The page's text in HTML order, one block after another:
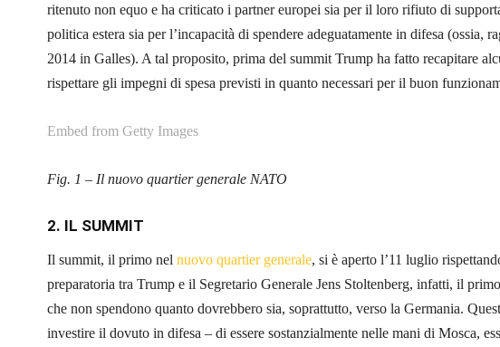
ritenuto non equo e ha criticato i partner europei sia per il loro rifiuto di
politica estera sia per l’incapacità di spendere adeguatamente in difesa (ossia,
2014 in Galles). A tal proposito, prima del summit Trump ha fatto recapitare
rispettare gli impegni di spesa previsti in quanto necessari per il buon
Embed from Getty Images
Fig. 1 – Il nuovo quartier generale NATO
2. IL SUMMIT
Il summit, il primo nel nuovo quartier generale, si è aperto l’11 luglio
preparatoria tra Trump e il Segretario Generale Jens Stoltenberg, infatti, il
che non spendono quanto dovrebbero sia, soprattutto, verso la Germania.
investire il dovuto in difesa – di essere sostanzialmente nelle mani di Mosca,